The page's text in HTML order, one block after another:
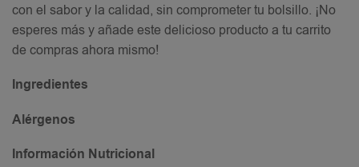
con el sabor y la calidad, sin comprometer tu bolsillo. ¡No
esperes más y añade este delicioso producto a tu carrito
de compras ahora mismo!
Ingredientes
Alérgenos
Información Nutricional